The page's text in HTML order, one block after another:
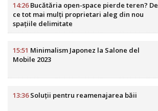
14:26Bucătăria open-space pierde teren? De
ce tot mai mulți proprietari aleg din nou
spațiile delimitate
15:51 Minimalism Japonez la Salone del
Mobile 2023
13:36Soluții pentru reamenajarea băii